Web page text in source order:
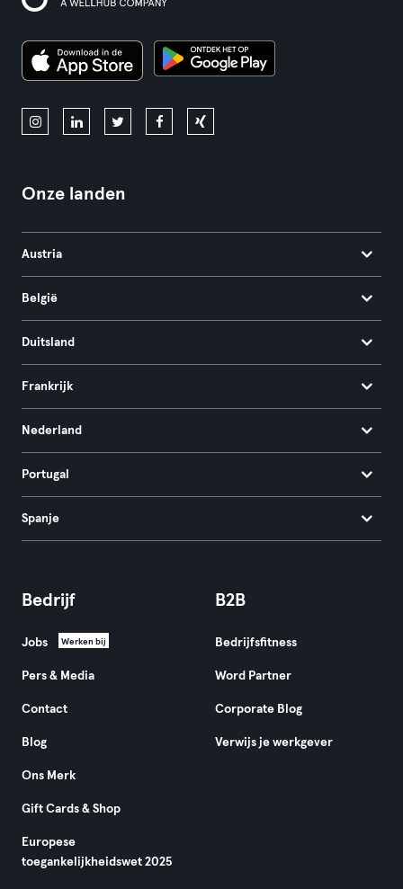
Onze landen
Austria
België
Duitsland
Frankrijk
Nederland
Portugal
Spanje
Bedrijf
Jobs Werken bij
Pers & Media
Contact
Blog
Ons Merk
Gift Cards & Shop
Europese
toegankelijkheidswet 2025
B2B
Bedrijfsfitness
Word Partner
Corporate Blog
Verwijs je werkgever